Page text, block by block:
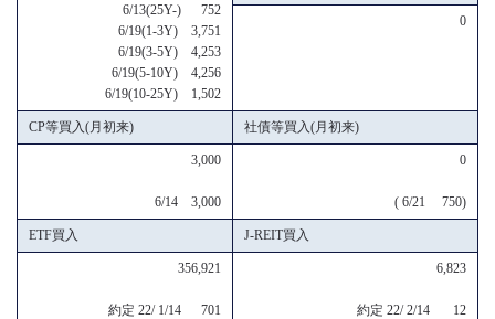
6/13(25Y-) 752
6/19(1-3Y) 3,751
6/19(3-5Y) 4,253
6/19(5-10Y) 4,256
6/19(10-25Y) 1,502
0
CP等買入(月初来) 社債等買入(月初来)
3,000
6/14 3,000
0
( 6/21 750)
ETF買入 J-REIT買入
356,921
約定 22/ 1/14 701
6,823
約定 22/ 2/14 12